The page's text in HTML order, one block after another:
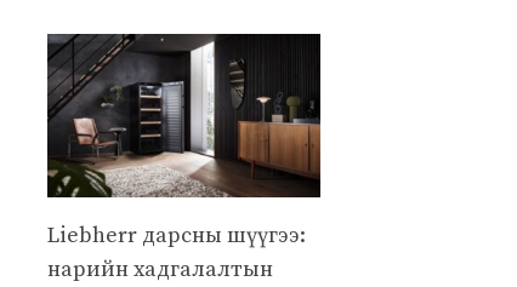
Liebherr дарсны шүүгээ:
нарийн хадгалалтын